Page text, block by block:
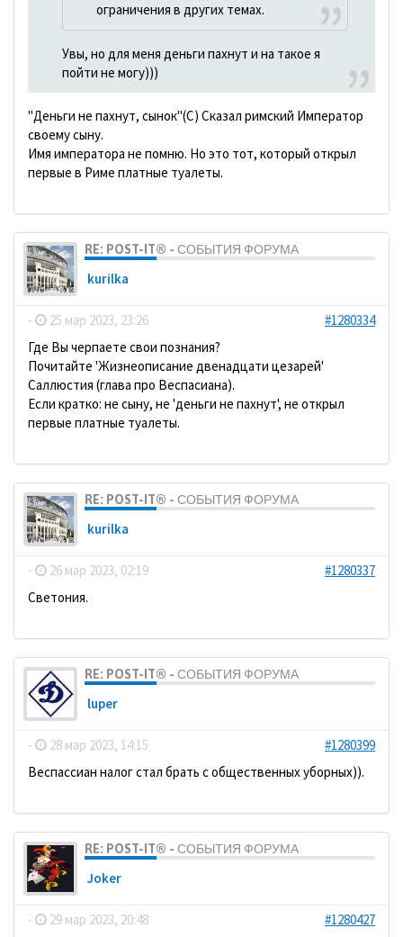
ограничения в других темах.
Увы, но для меня деньги пахнут и на такое я
пойти не могу)))
"Деньги не пахнут, сынок"(С) Сказал римский Император
своему сыну.
Имя императора не помню. Но это тот, который открыл
первые в Риме платные туалеты.
RE: POST-IT® - СОБЫТИЯ ФОРУМА
kurilka
- 25 мар 2023, 23:26
#1280334
Где Вы черпаете свои познания?
Почитайте 'Жизнеописание двенадцати цезарей'
Саллюстия (глава про Веспасиана).
Если кратко: не сыну, не 'деньги не пахнут', не открыл
первые платные туалеты.
RE: POST-IT® - СОБЫТИЯ ФОРУМА
kurilka
- 26 мар 2023, 02:19
#1280337
Светония.
RE: POST-IT® - СОБЫТИЯ ФОРУМА
luper
- 28 мар 2023, 14:15
#1280399
Веспассиан налог стал брать с общественных уборных)).
RE: POST-IT® - СОБЫТИЯ ФОРУМА
Joker
- 29 мар 2023, 20:48
#1280427